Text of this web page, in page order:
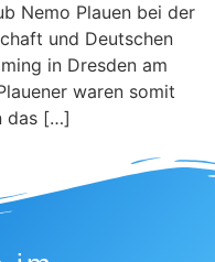
Nemo Plauen bei der
und Deutschen
in Dresden am
waren somit
das […]